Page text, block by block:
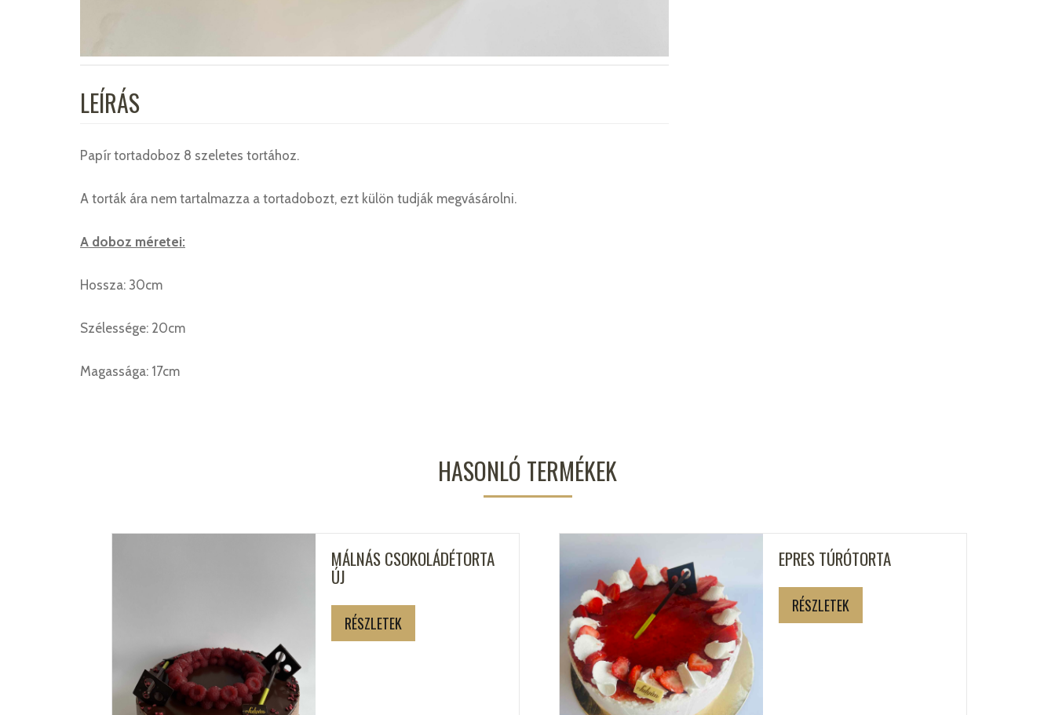
LEÍRÁS
Papír tortadoboz 8 szeletes tortához.
A torták ára nem tartalmazza a tortadobozt, ezt külön tudják megvásárolni.
A doboz méretei:
Hossza: 30cm
Szélessége: 20cm
Magassága: 17cm
HASONLÓ TERMÉKEK
MÁLNÁS CSOKOLÁDÉTORTA
ÚJ
RÉSZLETEK
EPRES TÚRÓTORTA
RÉSZLETEK